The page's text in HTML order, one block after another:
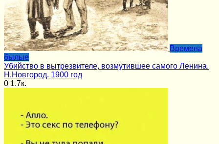
Времена
былые
Убийство в вытрезвителе, возмутившее самого Ленина.
Н.Новгород. 1900 год
0 1.7к.